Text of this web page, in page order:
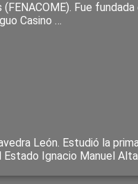
Fue
Casino …
León. Estudió la
Ignacio Manuel